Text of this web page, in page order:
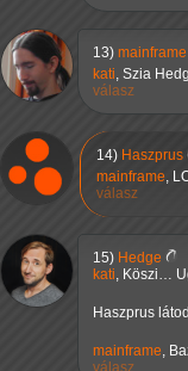
13) mainframe
kati, Szia
válasz
14) Haszprus
mainframe,
válasz
15) Hedge
kati, Köszi…
Haszprus
mainframe,
válasz